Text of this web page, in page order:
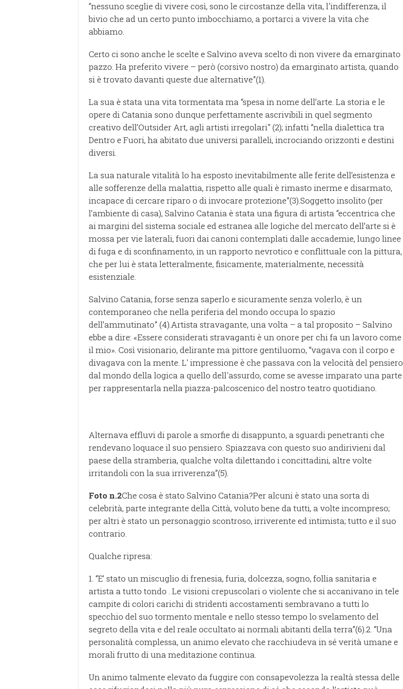
“nessuno sceglie di vivere così, sono le circostanze della vita, l'indifferenza, il
bivio che ad un certo punto imbocchiamo, a portarci a vivere la vita che
abbiamo.
Certo ci sono anche le scelte e Salvino aveva scelto di non vivere da emarginato
pazzo. Ha preferito vivere – però (corsivo nostro) da emarginato artista, quando
si è trovato davanti queste due alternative”(1).
La sua è stata una vita tormentata ma “spesa in nome dell’arte. La storia e le
opere di Catania sono dunque perfettamente ascrivibili in quel segmento
creativo dell’Outsider Art, agli artisti irregolari" (2); infatti “nella dialettica tra
Dentro e Fuori, ha abitato due universi paralleli, incrociando orizzonti e destini
diversi.
La sua naturale vitalità lo ha esposto inevitabilmente alle ferite dell’esistenza e
alle sofferenze della malattia, rispetto alle quali è rimasto inerme e disarmato,
incapace di cercare riparo o di invocare protezione”(3).Soggetto insolito (per
l’ambiente di casa), Salvino Catania è stata una figura di artista “eccentrica che
ai margini del sistema sociale ed estranea alle logiche del mercato dell’arte si è
mossa per vie laterali, fuori dai canoni contemplati dalle accademie, lungo linee
di fuga e di sconfinamento, in un rapporto nevrotico e conflittuale con la pittura,
che per lui è stata letteralmente, fisicamente, materialmente, necessità
esistenziale.
Salvino Catania, forse senza saperlo e sicuramente senza volerlo, è un
contemporaneo che nella periferia del mondo occupa lo spazio
dell’ammutinato” (4).Artista stravagante, una volta – a tal proposito – Salvino
ebbe a dire: «Essere considerati stravaganti è un onore per chi fa un lavoro come
il mio». Così visionario, delirante ma pittore gentiluomo, “vagava con il corpo e
divagava con la mente. L' impressione è che passava con la velocità del pensiero
dal mondo della logica a quello dell'assurdo, come se avesse imparato una parte
per rappresentarla nella piazza-palcoscenico del nostro teatro quotidiano.
Alternava effluvi di parole a smorfie di disappunto, a sguardi penetranti che
rendevano loquace il suo pensiero. Spiazzava con questo suo andirivieni dal
paese della stramberia, qualche volta dilettando i concittadini, altre volte
irritandoli con la sua irriverenza”(5).
Foto n.2Che cosa è stato Salvino Catania?Per alcuni è stato una sorta di
celebrità, parte integrante della Città, voluto bene da tutti, a volte incompreso;
per altri è stato un personaggio scontroso, irriverente ed intimista; tutto e il suo
contrario.
Qualche ripresa:
1. “E’ stato un miscuglio di frenesia, furia, dolcezza, sogno, follia sanitaria e
artista a tutto tondo . Le visioni crepuscolari o violente che si accanivano in tele
campite di colori carichi di stridenti accostamenti sembravano a tutti lo
specchio del suo tormento mentale e nello stesso tempo lo svelamento del
segreto della vita e del reale occultato ai normali abitanti della terra”(6).2. “Una
personalità complessa, un animo elevato che racchiudeva in sé verità umane e
morali frutto di una meditazione continua.
Un animo talmente elevato da fuggire con consapevolezza la realtà stessa delle